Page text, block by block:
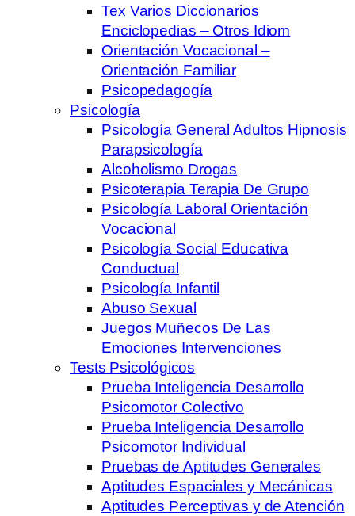
Tex Varios Diccionarios
Enciclopedias – Otros Idiom
Orientación Vocacional –
Orientación Familiar
Psicopedagogía
Psicología
Psicología General Adultos Hipnosis
Parapsicología
Alcoholismo Drogas
Psicoterapia Terapia De Grupo
Psicología Laboral Orientación
Vocacional
Psicología Social Educativa
Conductual
Psicología Infantil
Abuso Sexual
Juegos Muñecos De Las
Emociones Intervenciones
Tests Psicológicos
Prueba Inteligencia Desarrollo
Psicomotor Colectivo
Prueba Inteligencia Desarrollo
Psicomotor Individual
Pruebas de Aptitudes Generales
Aptitudes Espaciales y Mecánicas
Aptitudes Perceptivas y de Atención